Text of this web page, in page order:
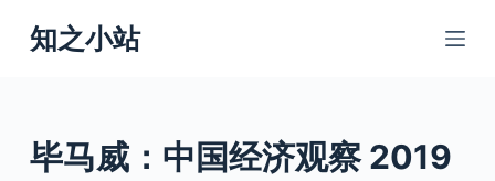
跳
过
知之小站
毕马威：中国经济观察 2019